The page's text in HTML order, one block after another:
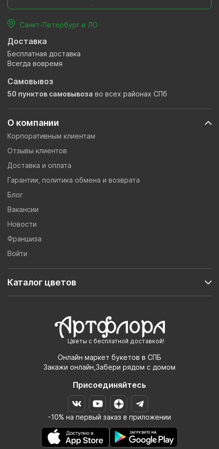
Цветы с бесплатной доставкой!
Онлайн маркет букетов в СПБ
Закажи онлайн,Забери рядом с домом
Присоединяйтесь
-10% на первый заказ в приложении
О компании
Корпоративным клиентам
Отзывы клиентов
Доставка и оплата
Гарантии, политика обмена и возврата
Блог
Вакансии
Новости
Франшиза
Войти
Каталог цветов
Санкт-Петербург и ЛО
Доставка
Бесплатная доставка
Всегда вовремя
Самовывоз
50 пунктов самовывоза во всех районах СПб